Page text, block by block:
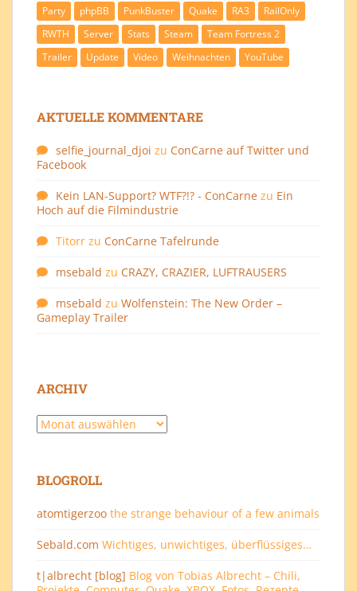
Party
phpBB PunkBuster Quake RA3
RailOnly
RWTH
Server Stats Steam
Team Fortress 2
Trailer
Update Video Weihnachten YouTube
AKTUELLE KOMMENTARE
selfie_journal_djoi zu ConCarne auf Twitter und
Facebook
Kein LAN-Support? WTF?!? - ConCarne zu Ein
Hoch auf die Filmindustrie
Titorr zu ConCarne Tafelrunde
msebald zu CRAZY, CRAZIER, LUFTRAUSERS
msebald zu Wolfenstein: The New Order –
Gameplay Trailer
ARCHIV
Archiv
BLOGROLL
atomtigerzoo the strange behaviour of a few animals
Sebald.com Wichtiges, unwichtiges, überflüssiges…
t|albrecht [blog] Blog von Tobias Albrecht – Chili,